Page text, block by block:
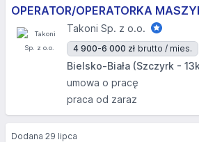
OPERATOR/OPERATORKA
Takoni Sp. z o.o.
4 900-6 000 zł brutto / mies.
Bielsko-Biała (Szczyrk -
umowa o pracę
praca od zaraz
Dodana 29 lipca